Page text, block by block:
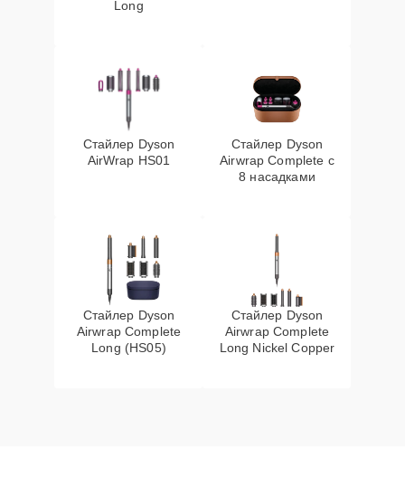
Long
Стайлер Dyson
AirWrap HS01
Стайлер Dyson
Airwrap Complete с
8 насадками
Стайлер Dyson
Airwrap Complete
Long (HS05)
Стайлер Dyson
Airwrap Complete
Long Nickel Copper